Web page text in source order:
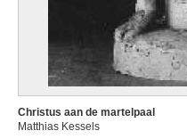
Christus aan de martelpaal
Matthias Kessels